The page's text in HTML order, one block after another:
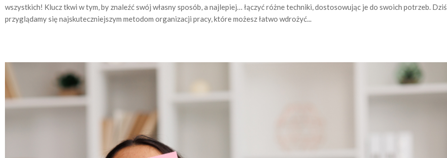
wszystkich! Klucz tkwi w tym, by znaleźć swój własny sposób, a najlepiej… łączyć różne techniki, dostosowując je do swoich potrzeb. Dziś
przyglądamy się najskuteczniejszym metodom organizacji pracy, które możesz łatwo wdrożyć...